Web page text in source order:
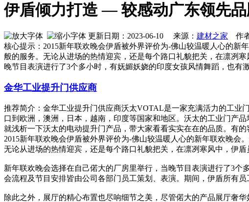
伊盾倾力打造 — 较感动广东领先
更新日期：2023-06-10 来源： 建材之家 作者
核心提示：2015新年联欢晚会伊盾被外界评价为-佛山较温暖人心的
般的服务。无论从进场的热情迎宾，还是每个路口礼貌把关，在凛冽
晚节目表演进行了3个多小时，有妩媚妖娆的印度女孩风情舞蹈，也有
金华工业提升门供应商
推荐简介：金华工业提升门供应商沃太VOTAL是一家充满活力的工业
口到欧洲，澳洲，日本，越南，印度等国家和地区。沃太的工业门产
就浅析一下沃太的电动提升门产品，带大家看看实实在在的品质。有的
2015新年联欢晚会伊盾被外界评价为-佛山较温暖人心的新年联欢晚会
无论从进场的热情迎宾，还是每个路口礼貌把关，在凛冽寒风中，伊
新年联欢晚会选择在自己偌大的厂房里举行，当晚节目表演进行了3
会流程及节目安排皆由公司各部门员工策划、表演。期间，伊盾所有
除此之外，展厅的精心布置也尽响细节之美，尽管偌大的产品展厅奢